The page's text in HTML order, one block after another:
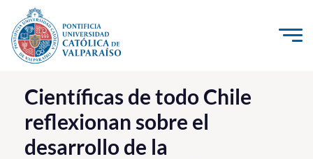
Click acá para ir directamente al contenido
La Universidad
Investigación, Creación e Innovación
PUCV Internacional
Científicas de todo Chile
reflexionan sobre el
desarrollo de la